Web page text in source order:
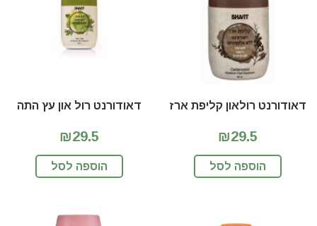
דאודורנט רולאון קליפת ארז
₪29.5
הוספה לסל
דאודורנט רול און עץ התה
₪29.5
הוספה לסל